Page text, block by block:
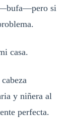
si
casa.
y niñera al
perfecta.